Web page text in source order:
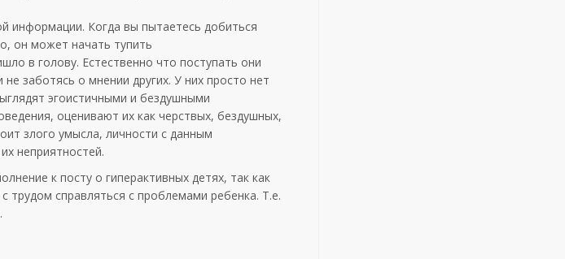
информации. Когда вы пытаетесь добиться
он может начать тупить
в голову. Естественно что поступать они
заботясь о мнении других. У них просто нет
эгоистичными и бездушными
оценивают их как черствых, бездушных,
злого умысла, личности с данным
неприятностей.
к посту о гиперактивных детях, так как
справляться с проблемами ребенка. Т.е.